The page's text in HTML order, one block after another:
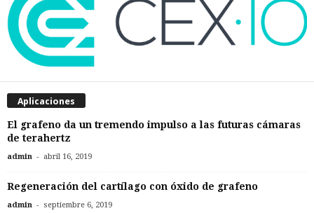
Aplicaciones
El grafeno da un tremendo impulso a las futuras cámaras
de terahertz
admin - abril 16, 2019
Regeneración del cartílago con óxido de grafeno
admin - septiembre 6, 2019